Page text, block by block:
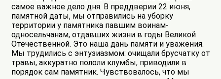
самое важное дело дня. В преддверии 22 июня,
памятной даты, мы отправились на уборку
территории у памятника павшим воинам-
односельчанам, отдавших жизни в годы Великой
Отечественной. Это наша дань памяти и уважения.
Мы трудились с энтузиазмом: очищали брусчатку от
травы, аккуратно пололи клумбы, приводили в
порядок сам памятник. Чувствовалось, что мы